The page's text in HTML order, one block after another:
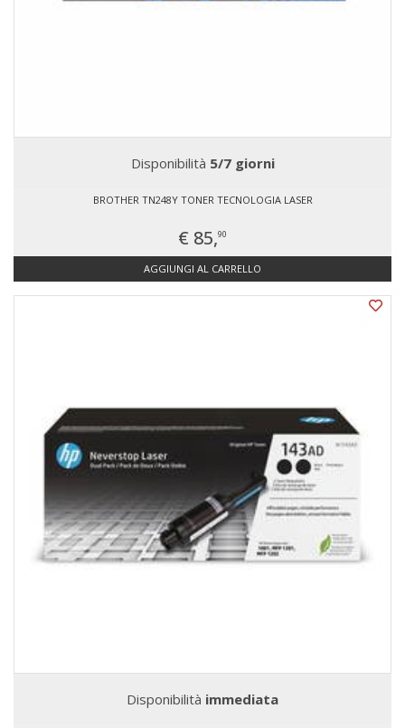
Disponibilità 5/7 giorni
BROTHER TN248Y TONER TECNOLOGIA LASER
€ 85,90
AGGIUNGI AL CARRELLO
Disponibilità immediata